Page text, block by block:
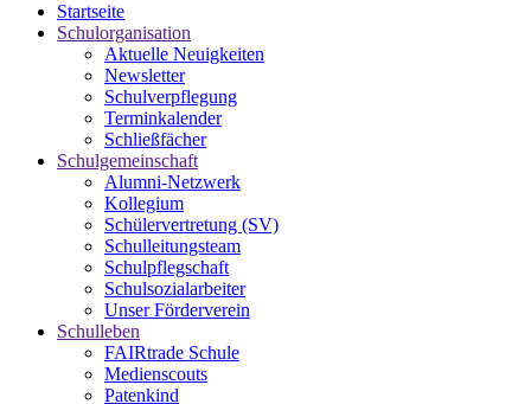
Startseite
Schulorganisation
Aktuelle Neuigkeiten
Newsletter
Schulverpflegung
Terminkalender
Schließfächer
Schulgemeinschaft
Alumni-Netzwerk
Kollegium
Schülervertretung (SV)
Schulleitungsteam
Schulpflegschaft
Schulsozialarbeiter
Unser Förderverein
Schulleben
FAIRtrade Schule
Medienscouts
Patenkind